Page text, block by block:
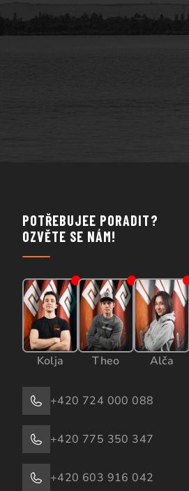
t
í
POTŘEBUJEE PORADIT?
OZVĚTE SE NÁM!
Kolja Theo Alča
+420 724 000 088
+420 775 350 347
+420 603 916 042